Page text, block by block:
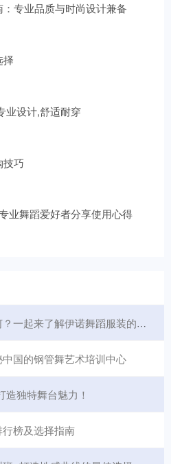
专业品质与时尚设计兼备
择
业设计,舒适耐穿
技巧
业舞蹈爱好者分享使用心得
来了解伊诺舞蹈服装的特点和优势
国的钢管舞艺术培训中心
独特舞台魅力！
榜及选择指南